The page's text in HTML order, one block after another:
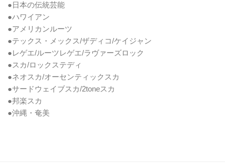
●日本の伝統芸能
●ハワイアン
●アメリカンルーツ
●テックス・メックス/ザディコ/ケイジャン
●レゲエ/ルーツレゲエ/ラヴァーズロック
●スカ/ロックステディ
●ネオスカ/オーセンティックスカ
●サードウェイブスカ/2toneスカ
●邦楽スカ
●沖縄・奄美